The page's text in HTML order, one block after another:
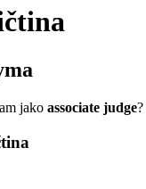
jako associate judge?